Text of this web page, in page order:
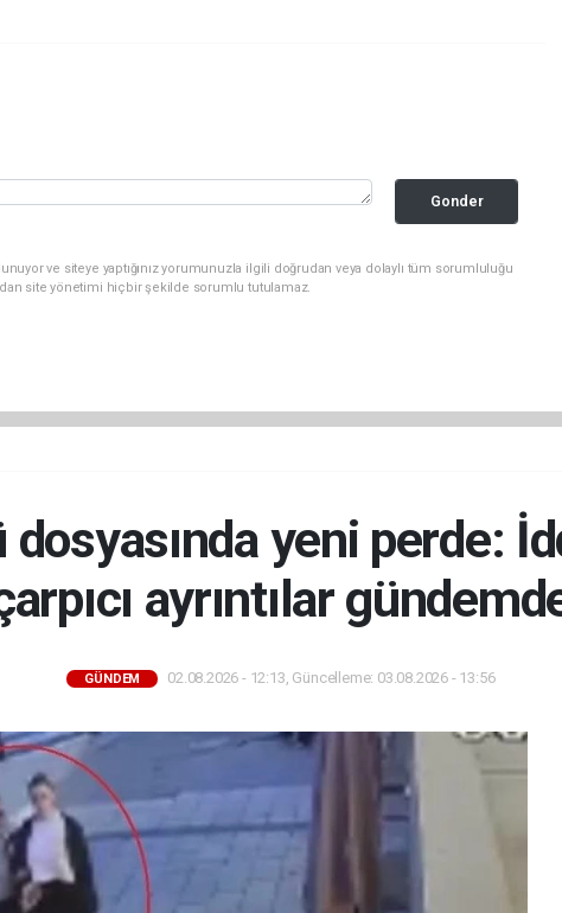
Gonder
ve siteye yaptığınız yorumunuzla ilgili doğrudan veya dolaylı tüm sorumluluğu
site yönetimi hiçbir şekilde sorumlu tutulamaz.
dosyasında yeni perde:
ayrıntılar
GÜNDEM 02.08.2026 - 12:13, Güncelleme: 03.08.2026 - 13:56